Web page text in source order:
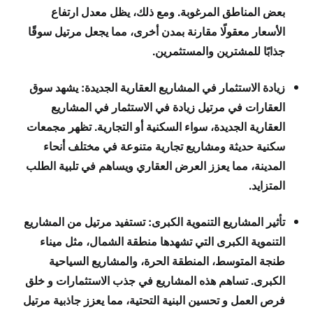
بعض المناطق المرغوبة. ومع ذلك، يظل معدل ارتفاع
الأسعار معقولًا مقارنة بمدن أخرى، مما يجعل مرتيل سوقًا
جذابًا للمشترين والمستثمرين.
زيادة الاستثمار في المشاريع العقارية الجديدة: يشهد سوق
العقارات في مرتيل زيادة في الاستثمار في المشاريع
العقارية الجديدة، سواء السكنية أو التجارية. تظهر مجمعات
سكنية حديثة ومشاريع تجارية متنوعة في مختلف أنحاء
المدينة، مما يعزز العرض العقاري ويساهم في تلبية الطلب
المتزايد.
تأثير المشاريع التنموية الكبرى: تستفيد مرتيل من المشاريع
التنموية الكبرى التي تشهدها منطقة الشمال، مثل ميناء
طنجة المتوسط، المنطقة الحرة، والمشاريع السياحية
الكبرى. تساهم هذه المشاريع في جذب الاستثمارات و خلق
فرص العمل و تحسين البنية التحتية، مما يعزز جاذبية مرتيل